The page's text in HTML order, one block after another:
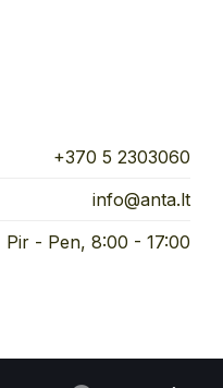
+370 5 2303060
info@anta.lt
Pir - Pen, 8:00 - 17:00